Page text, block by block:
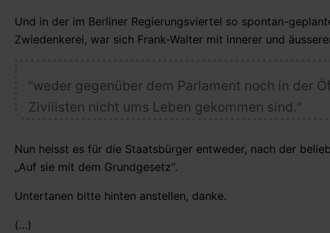
Und in der im Berliner Regierungsviertel so spontan-
Zwiedenkerei, war sich Frank-Walter mit innerer und
“weder gegenüber dem Parlament noch in der
Zivilisten nicht ums Leben gekommen sind.“
Nun heisst es für die Staatsbürger entweder, nach der
„Auf sie mit dem Grundgesetz“.
Untertanen bitte hinten anstellen, danke.
(…)